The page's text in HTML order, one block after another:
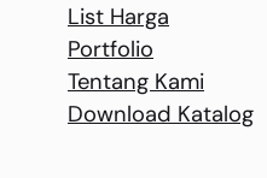
List Harga
Portfolio
Tentang Kami
Download Katalog